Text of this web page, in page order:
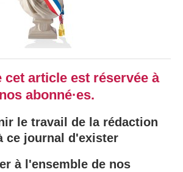
cet article est réservée à
nos abonné·es.
le travail de la rédaction
ce journal d'exister
à l'ensemble de nos